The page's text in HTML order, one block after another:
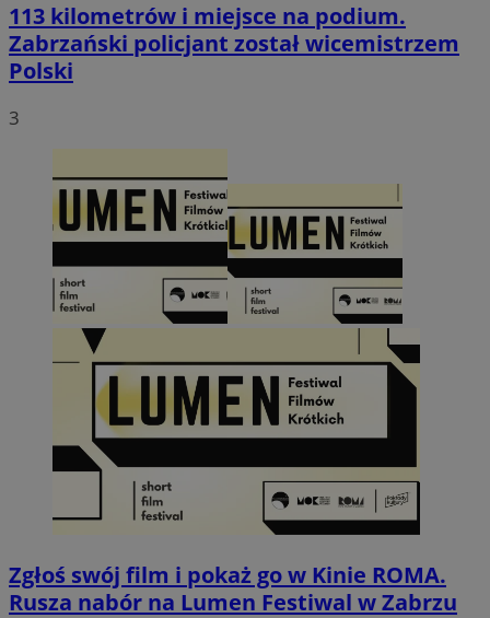
113 kilometrów i miejsce na podium.
Zabrzański policjant został wicemistrzem
Polski
3
Zgłoś swój film i pokaż go w Kinie ROMA.
Rusza nabór na Lumen Festiwal w Zabrzu